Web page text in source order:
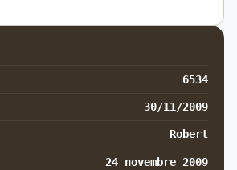
6534
30/11/2009
Robert
24 novembre 2009